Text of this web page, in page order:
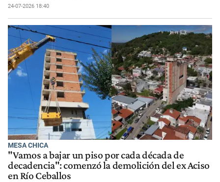
24-07-2026 18:40
MESA CHICA
"Vamos a bajar un piso por cada década de
decadencia": comenzó la demolición del ex Aciso
en Río Ceballos